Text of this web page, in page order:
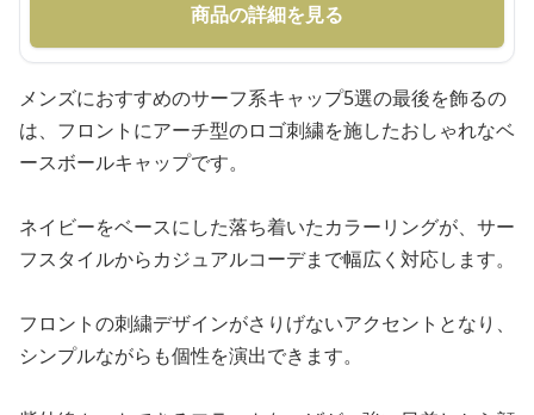
商品の詳細を見る
メンズにおすすめのサーフ系キャップ5選の最後を飾るの
は、フロントにアーチ型のロゴ刺繍を施したおしゃれなベ
ースボールキャップです。
ネイビーをベースにした落ち着いたカラーリングが、サー
フスタイルからカジュアルコーデまで幅広く対応します。
フロントの刺繍デザインがさりげないアクセントとなり、
シンプルながらも個性を演出できます。